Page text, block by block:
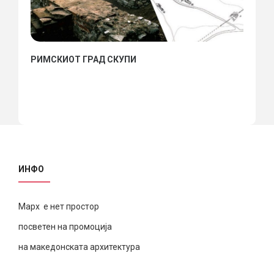
РИМСКИОТ ГРАД СКУПИ
ИНФО
Марх е нет простор
посветен на промоција
на македонската архитектура